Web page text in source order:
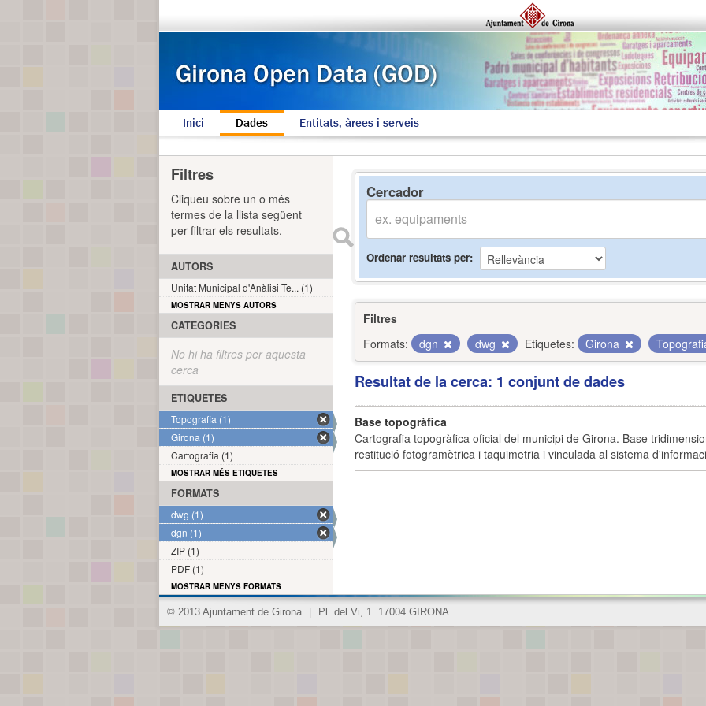
Inici Dades Entitats, àrees i serveis
Cercador
Ordenar resultats per
Filtres
Formats:
dgn dwg Etiquetes: Girona
Resultat de la cerca: 1 conjunt de dades
Base topogràfica
Cartografia topogràfica oficial del municipi de Girona. Base
restitució fotogramètrica i taquimetria i vinculada al sistema
Filtres
Cliqueu sobre un o més
termes de la llista següent
per filtrar els resultats.
AUTORS
Unitat Municipal d'Anàlisi Te... (1)
MOSTRAR MENYS AUTORS
CATEGORIES
No hi ha filtres per aquesta
cerca
ETIQUETES
Topografia (1)
Girona (1)
Cartografia (1)
MOSTRAR MÉS ETIQUETES
FORMATS
dwg (1)
dgn (1)
ZIP (1)
PDF (1)
MOSTRAR MENYS FORMATS
© 2013 Ajuntament de Girona Pl. del Vi, 1. 17004 GIRONA